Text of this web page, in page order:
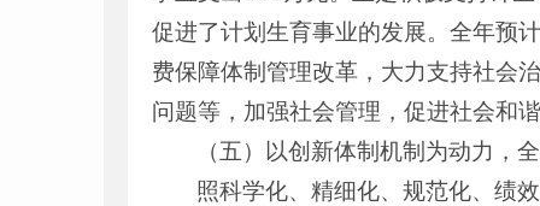
促进了计划生育事业的发展。全年预
费保障体制管理改革，大力支持社会
问题等，加强社会管理，促进社会和
（五）以创新体制机制为动力，
照科学化、精细化、规范化、绩